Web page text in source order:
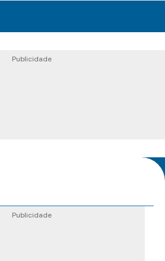
Publicidade
Publicidade